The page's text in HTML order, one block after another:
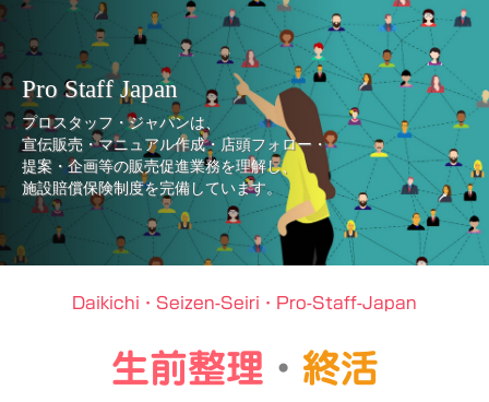
Pro Staff Japan
プロスタッフ・ジャパンは、
宣伝販売・マニュアル作成・店頭フォロー・
提案・企画等の販売促進業務を理解し、
施設賠償保険制度を完備しています。
Daikichi・Seizen-Seiri・Pro-Staff-Japan
生前整理 ・ 終活